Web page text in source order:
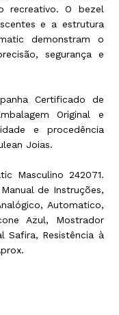
recreativo. O bezel
e a estrutura
demonstram o
segurança e
Certificado de
Original e
e procedência
Joias.
Masculino 242071.
de Instruções,
Automatico,
Azul, Mostrador
Safira, Resistência à